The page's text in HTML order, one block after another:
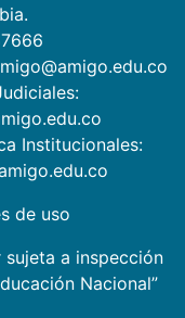
Institucionales:
de uso
a inspección
Nacional”